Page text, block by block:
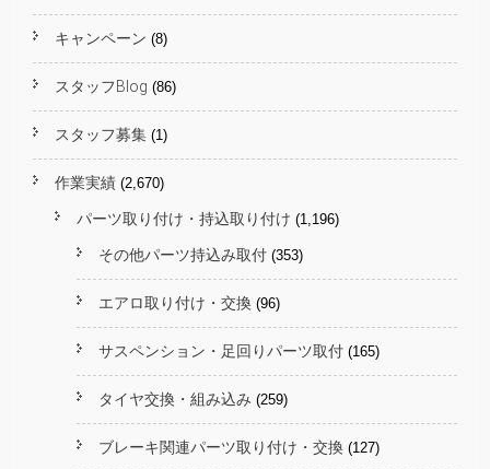
キャンペーン (8)
スタッフBlog (86)
スタッフ募集 (1)
作業実績 (2,670)
パーツ取り付け・持込取り付け (1,196)
その他パーツ持込み取付 (353)
エアロ取り付け・交換 (96)
サスペンション・足回りパーツ取付 (165)
タイヤ交換・組み込み (259)
ブレーキ関連パーツ取り付け・交換 (127)